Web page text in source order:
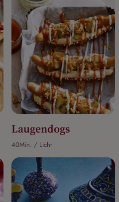
Laugendogs
40Min. / Licht